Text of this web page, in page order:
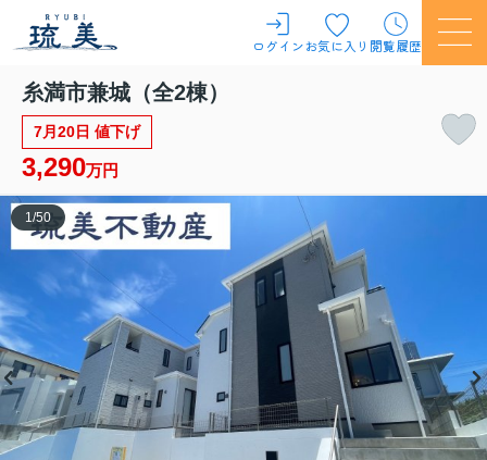
ログインお気に入り 閲覧履歴
糸満市兼城（全2棟）
7月20日 値下げ
3,290万円
1 /50